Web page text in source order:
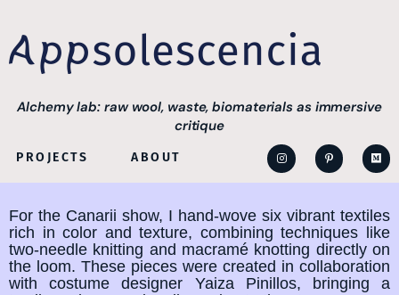
Alchemy lab: raw wool, waste, biomaterials as immersive
critique
PROJECTS ABOUT
For the Canarii show, I hand-wove six vibrant textiles
rich in color and texture, combining techniques like
two-needle knitting and macramé knotting directly on
the loom. These pieces were created in collaboration
with costume designer Yaiza Pinillos, bringing a